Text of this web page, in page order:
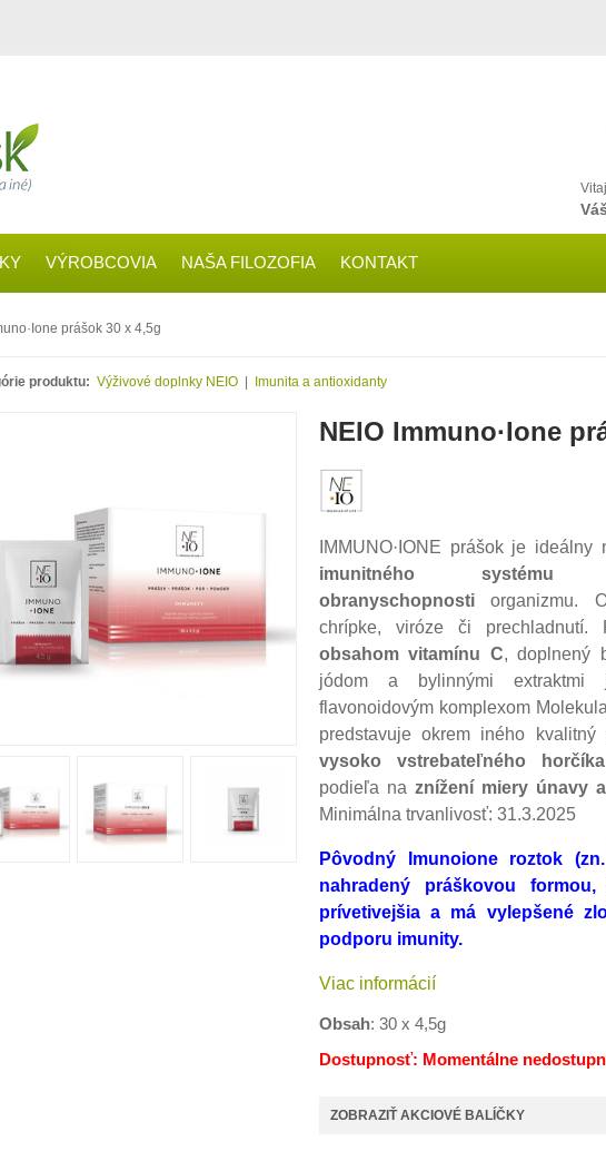
VÝROBCOVIA NAŠA FILOZOFIA KONTAKT
prášok 30 x 4,5g
produktu: Výživové doplnky NEIO Imunita a antioxidanty
NEIO Immuno·Ione
IMMUNO·IONE prášok je
imunitného
obranyschopnosti organizmu.
chrípke, viróze či prechladnutí.
obsahom vitamínu C, doplnený
jódom a bylinnými extraktmi
flavonoidovým komplexom
predstavuje okrem iného kvalitný
vysoko vstrebateľného horčíka
podieľa na znížení miery únavy
Minimálna trvanlivosť: 31.3.2025
Pôvodný Imunoione roztok
nahradený práškovou
prívetivejšia a má vylepšené
podporu imunity.
Viac informácií
Obsah: 30 x 4,5g
Dostupnosť: Momentálne
ZOBRAZIŤ AKCIOVÉ BALÍČKY